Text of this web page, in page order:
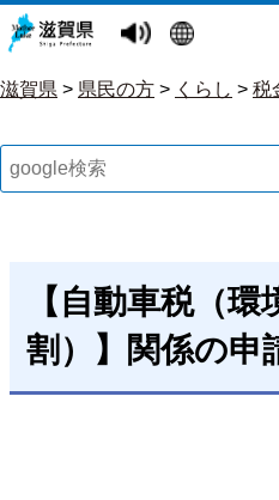
滋賀県 > 県民の方 > くらし > 税
【自動車税（環
割）】関係の申